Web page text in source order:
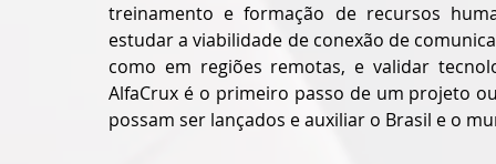
treinamento e formação de recursos
estudar a viabilidade de conexão de
como em regiões remotas, e validar
AlfaCrux é o primeiro passo de um projeto
possam ser lançados e auxiliar o Brasil e o